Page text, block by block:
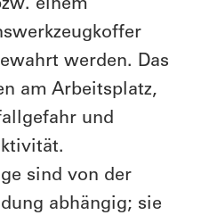
einem
werden. Das
am Arbeitsplatz,
und
sind von der
abhängig; sie